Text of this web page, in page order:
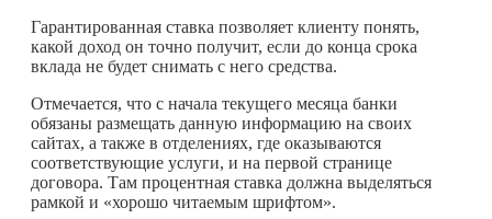
Гарантированная ставка позволяет клиенту понять,
какой доход он точно получит, если до конца срока
вклада не будет снимать с него средства.
Отмечается, что с начала текущего месяца банки
обязаны размещать данную информацию на своих
сайтах, а также в отделениях, где оказываются
соответствующие услуги, и на первой странице
договора. Там процентная ставка должна выделяться
рамкой и «хорошо читаемым шрифтом».